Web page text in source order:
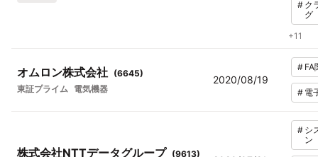
# ク
グ
+11
オムロン株式会社 (6645)
東証プライム 電気機器
2020/08/19
# FA
# 電
株式会社NTTデータグループ (9613)
# シ
ン